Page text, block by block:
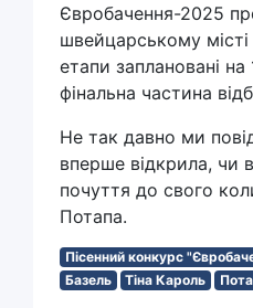
Євробачення-2025
швейцарському місті
етапи заплановані
фінальна частина
Не так давно ми
вперше відкрила, чи
почуття до свого
Потапа.
Пісенний конкурс
Базель
Тіна Кароль